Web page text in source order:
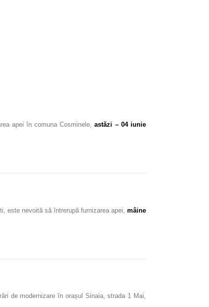
apei în comuna Cosminele, astăzi – 04 iunie
este nevoită să întrerupă furnizarea apei, mâine
de modernizare în orașul Sinaia, strada 1 Mai,